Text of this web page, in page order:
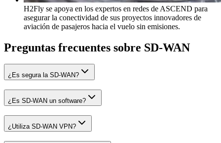
H2Fly se apoya en los expertos en redes de ASCEND para
asegurar la conectividad de sus proyectos innovadores de
aviación de pasajeros hacia el vuelo sin emisiones.
Preguntas frecuentes sobre SD-WAN
¿Es segura la SD-WAN?
¿Es SD-WAN un software?
¿Utiliza SD-WAN VPN?